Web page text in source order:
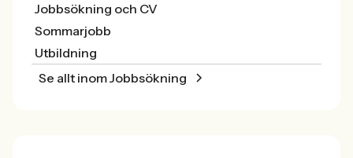
Jobbsökning och CV
Sommarjobb
Utbildning
Se allt inom Jobbsökning